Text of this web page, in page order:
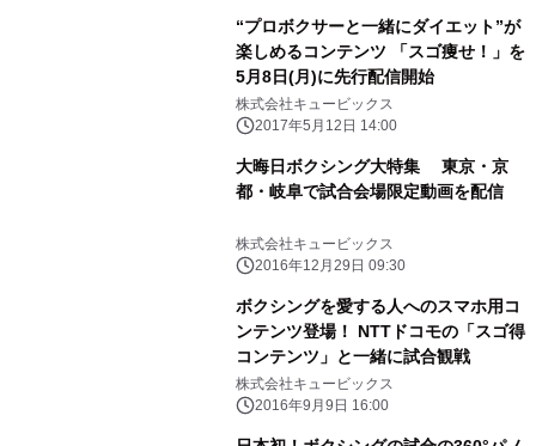
“プロボクサーと一緒にダイエット”が
楽しめるコンテンツ 「スゴ痩せ！」を
5月8日(月)に先行配信開始
株式会社キュービックス
2017年5月12日 14:00
大晦日ボクシング大特集 東京・京
都・岐阜で試合会場限定動画を配信
株式会社キュービックス
2016年12月29日 09:30
ボクシングを愛する人へのスマホ用コ
ンテンツ登場！ NTTドコモの「スゴ得
コンテンツ」と一緒に試合観戦
株式会社キュービックス
2016年9月9日 16:00